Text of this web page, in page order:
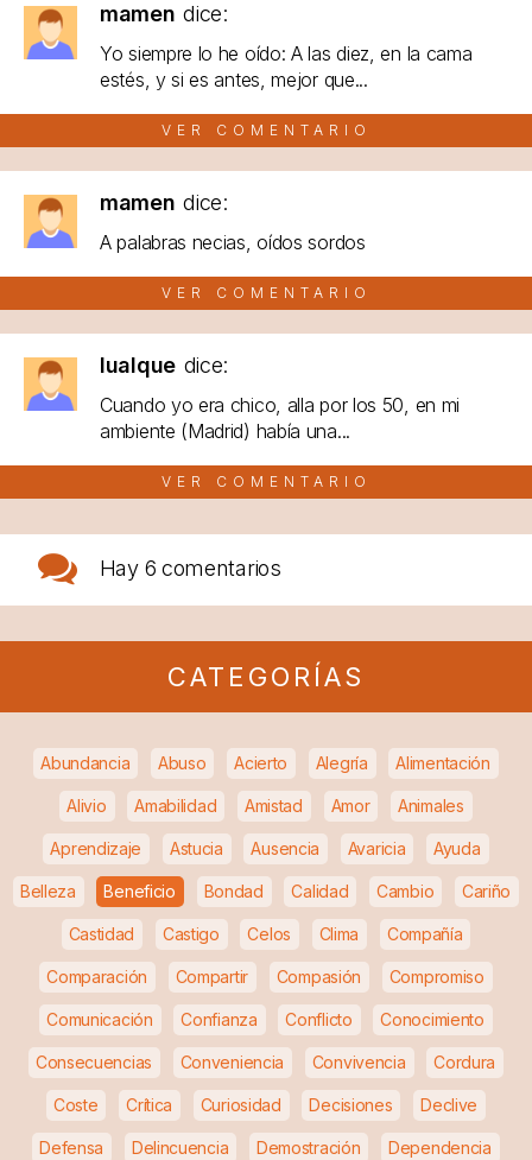
mamen dice:
Yo siempre lo he oído: A las diez, en la cama
estés, y si es antes, mejor que...
VER COMENTARIO
mamen dice:
A palabras necias, oídos sordos
VER COMENTARIO
lualque dice:
Cuando yo era chico, alla por los 50, en mi
ambiente (Madrid) había una...
VER COMENTARIO
Hay 6 comentarios
CATEGORÍAS
Abundancia Abuso Acierto Alegría Alimentación
Alivio Amabilidad Amistad Amor Animales
Aprendizaje Astucia Ausencia Avaricia Ayuda
Belleza Beneficio Bondad Calidad Cambio Cariño
Castidad Castigo Celos Clima Compañía
Comparación Compartir Compasión Compromiso
Comunicación Confianza Conflicto Conocimiento
Consecuencias Conveniencia Convivencia Cordura
Coste Crítica Curiosidad Decisiones Declive
Defensa Delincuencia Demostración Dependencia